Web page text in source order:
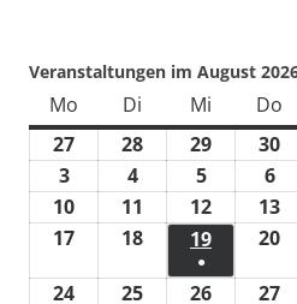
Veranstaltungen im August
Mo Montag
Di Dienstag
Mi Mittwoch
Do
27
28 29 30
33.
August
2026
44.
August
2026
55.
August
2026
66.
10
August
11
August
12
August
13
17 18
August
19
August
●
(1
20
24 25 26 27